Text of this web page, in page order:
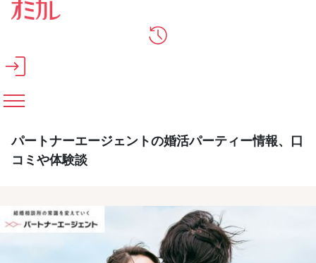
メインコンテンツへスキップ
パートナーエージェントの婚活パーティー情報、口
コミや体験談